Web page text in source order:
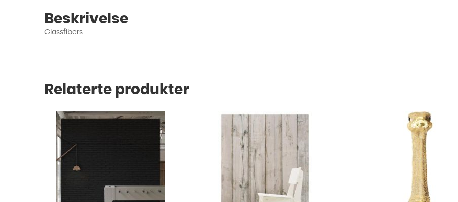
Beskrivelse
Glassfibers
Relaterte produkter